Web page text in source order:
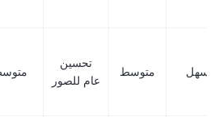
تحسين
عام للصور
متوسط سهل